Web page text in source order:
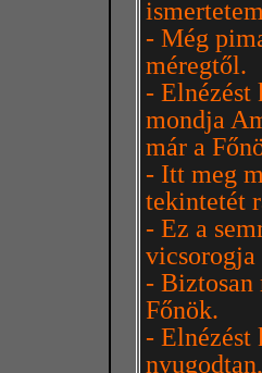
- Még
méregtől.
- Elnézést
mondja
már a
- Itt meg
tekintetét
- Ez a
vicsorogja
- Biztosan
Főnök.
- Elnézést